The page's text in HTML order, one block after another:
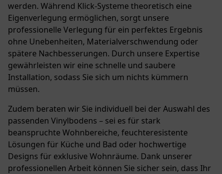
werden. Während Klick-Systeme theoretisch eine
Eigenverlegung ermöglichen, sorgt unsere
professionelle Verlegung für ein perfektes Ergebnis
ohne Unebenheiten, Materialverschwendung oder
spätere Nachbesserungen. Durch unsere Expertise
gewährleisten wir eine schnelle und saubere
Installation, sodass Sie sich um nichts kümmern
müssen.
Zudem beraten wir Sie individuell bei der Auswahl des
passenden Vinylbodens – sei es für stark
beanspruchte Wohnbereiche, feuchteresistente
Lösungen für Küche und Bad oder hochwertige
Designs für exklusive Wohnräume. Dank unserer
professionellen Arbeit können Sie sicher sein, dass Ihr